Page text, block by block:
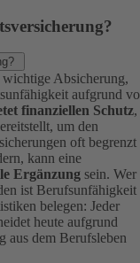
Absicherung,
aufgrund
finanziellen Schutz,
um den
oft begrenzt
kann eine
Ergänzung sein. Wer
ist Berufsunfähigkeit
belegen: Jeder
heute aufgrund
aus dem Berufsleben